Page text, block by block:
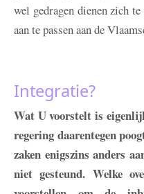
wel gedragen dienen zich
aan te passen aan de
Integratie?
Wat U voorstelt is
regering daarentegen
zaken enigszins anders
niet gesteund. Welke